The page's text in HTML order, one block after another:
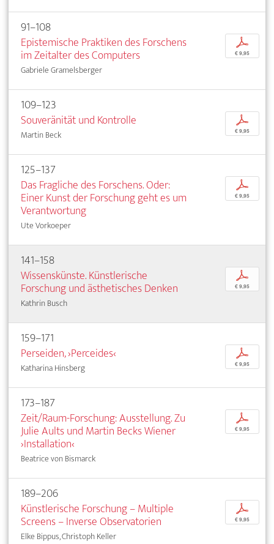
91–108
Epistemische Praktiken des Forschens
im Zeitalter des Computers
Gabriele Gramelsberger
p
€ 9,95
109–123
Souveränität und Kontrolle
Martin Beck
p
€ 9,95
125–137
Das Fragliche des Forschens. Oder:
Einer Kunst der Forschung geht es um
Verantwortung
Ute Vorkoeper
p
€ 9,95
141–158
Wissenskünste. Künstlerische
Forschung und ästhetisches Denken
Kathrin Busch
p
€ 9,95
159–171
Perseiden, ›Perceides‹
Katharina Hinsberg
p
€ 9,95
173–187
Zeit/Raum-Forschung: Ausstellung. Zu
Julie Aults und Martin Becks Wiener
›Installation‹
Beatrice von Bismarck
p
€ 9,95
189–206
Künstlerische Forschung – Multiple
Screens – Inverse Observatorien
Elke Bippus, Christoph Keller
p
€ 9,95